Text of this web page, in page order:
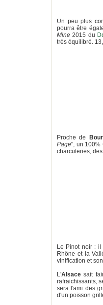
Un peu plus
pourra être
Mine 2015 du
très équilibré.
Proche de
Page", un 100%
charcuteries,
Le Pinot noir : il
Rhône et la
vinification et
L'Alsace sait
rafraichissants,
sera l'ami des
d'un poisson